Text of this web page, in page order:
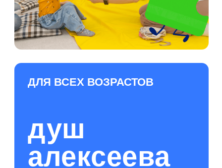
с первых
годиков жизни
ДЛЯ КОГО НАШ ЦЕНТР